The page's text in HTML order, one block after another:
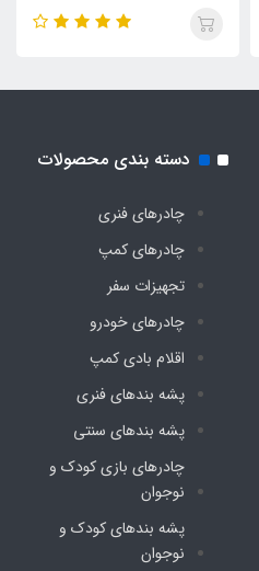
دسته بندی محصولات
چادرهای فنری
چادرهای کمپ
تجهیزات سفر
چادرهای خودرو
اقلام بادی کمپ
پشه‌ بندهای فنری
پشه‌ بندهای سنتی
چادرهای بازی کودک و
نوجوان
پشه‌ بندهای کودک و
نوجوان